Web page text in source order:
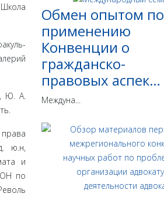
Ю. А.
ю.н,
и
по
Обмен опытом по
применению
Конвенции о
гражданско-
правовых аспек…
Междуна...